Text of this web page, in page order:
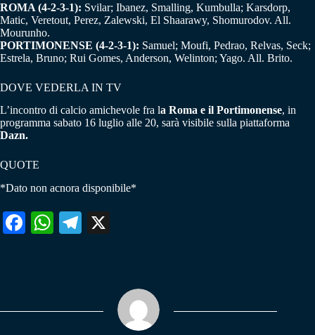
ROMA (4-2-3-1): Svilar; Ibanez, Smalling, Kumbulla; Karsdorp,
Matic, Veretout, Perez, Zalewski, El Shaarawy, Shomurodov. All.
Mourunho.
PORTIMONENSE (4-2-3-1): Samuel; Moufi, Pedrao, Relvas, Seck;
Estrela, Bruno; Rui Gomes, Anderson, Welinton; Yago. All. Brito.
DOVE VEDERLA IN TV
L’incontro di calcio amichevole fra la Roma e il Portimonense, in
programma sabato 16 luglio alle 20, sarà visibile sulla piattaforma
Dazn.
QUOTE
*Dato non acnora disponibile*
Fa W
pp
Te
m